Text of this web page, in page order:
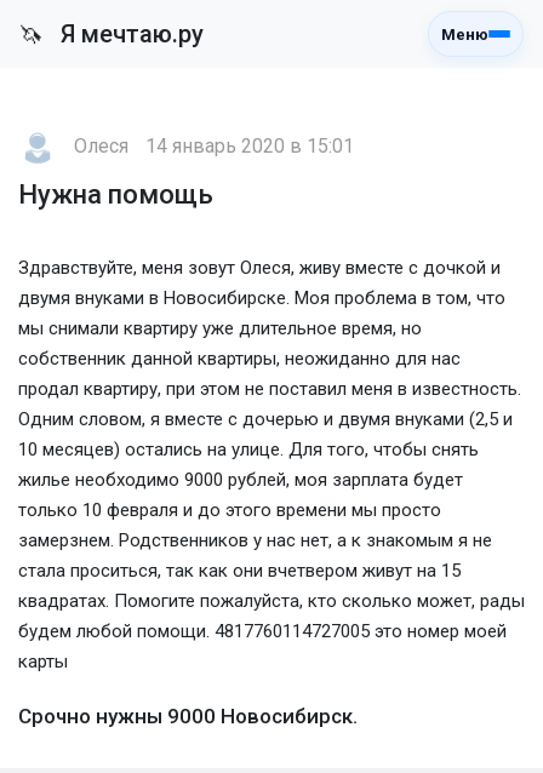
🦄 Я мечтаю.ру Меню
Олеся 14 январь 2020 в 15:01
Нужна помощь
Здравствуйте, меня зовут Олеся, живу вместе с дочкой и
двумя внуками в Новосибирске. Моя проблема в том, что
мы снимали квартиру уже длительное время, но
собственник данной квартиры, неожиданно для нас
продал квартиру, при этом не поставил меня в известность.
Одним словом, я вместе с дочерью и двумя внуками (2,5 и
10 месяцев) остались на улице. Для того, чтобы снять
жилье необходимо 9000 рублей, моя зарплата будет
только 10 февраля и до этого времени мы просто
замерзнем. Родственников у нас нет, а к знакомым я не
стала проситься, так как они вчетвером живут на 15
квадратах. Помогите пожалуйста, кто сколько может, рады
будем любой помощи. 4817760114727005 это номер моей
карты
Срочно нужны 9000 Новосибирск.